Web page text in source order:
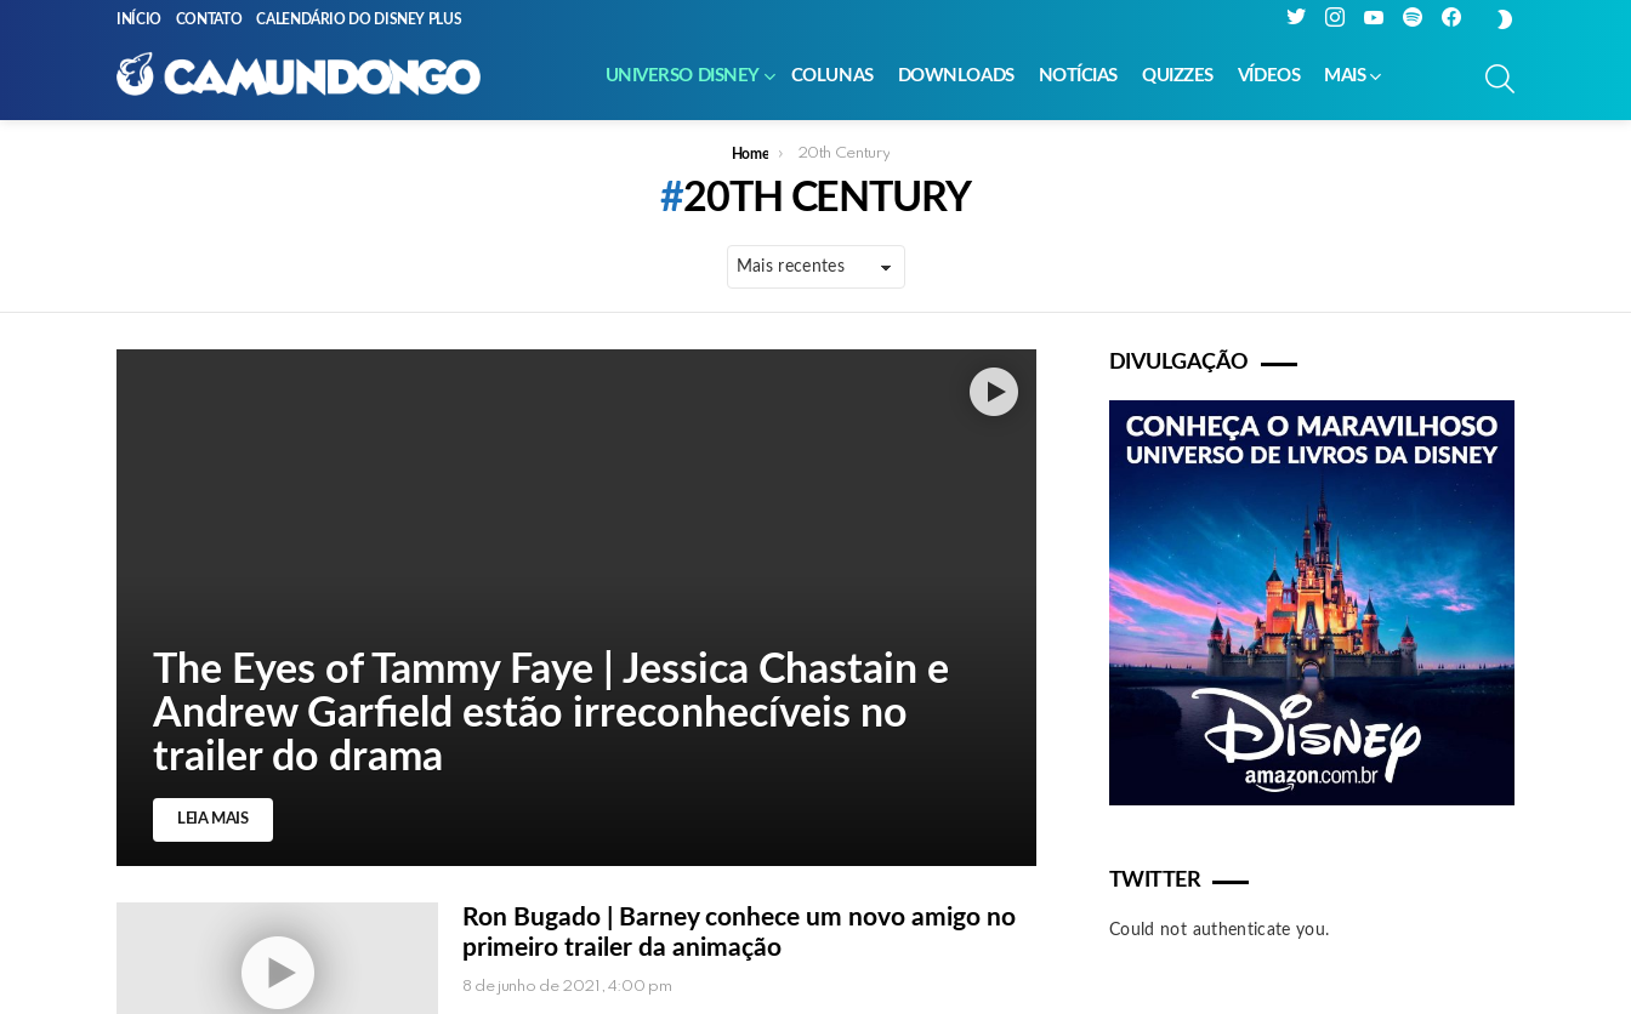
INÍCIO CONTATO CALENDÁRIO DO DISNEY PLUS
TwitterInstagramYouTubeSpotify Facebook
UNIVERSO DISNEY COLUNAS DOWNLOADS NOTÍCIAS QUIZZES VÍDEOS MAIS
Home 20th Century
20TH CENTURY
The Eyes of Tammy Faye | Jessica Chastain e
Andrew Garfield estão irreconhecíveis no
trailer do drama
LEIA MAIS
Ron Bugado | Barney conhece um novo amigo no
primeiro trailer da animação
8 de junho de 2021, 4:00 pm
DIVULGAÇÃO
TWITTER
Could not authenticate you.